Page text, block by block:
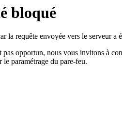
bloqué
la requête envoyée vers le serveur a
opportun, nous vous invitons à
paramétrage du pare-feu.